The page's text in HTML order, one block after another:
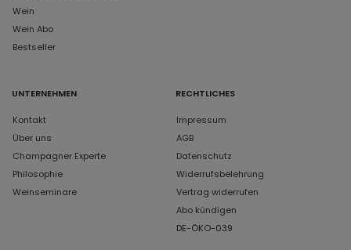
Wein
Wein Abo
Bestseller
UNTERNEHMEN
Kontakt
Über uns
Champagner Experte
Philosophie
Weinseminare
RECHTLICHES
Impressum
AGB
Datenschutz
Widerrufsbelehrung
Vertrag widerrufen
Abo kündigen
DE-ÖKO-039